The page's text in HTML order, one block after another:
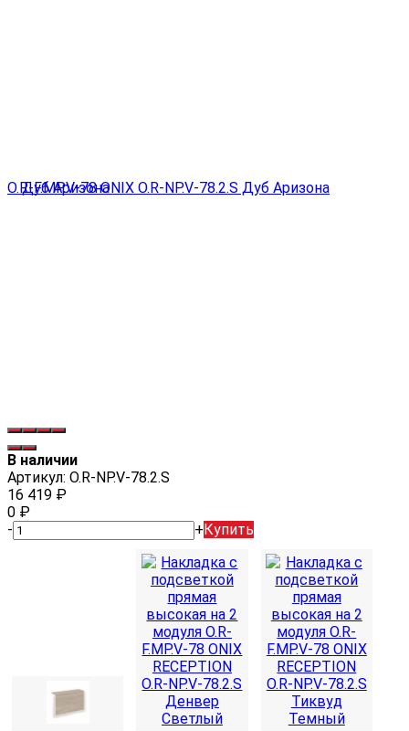
В наличии
Артикул: О.R-NP.V-78.2.S
16 419 ₽
0 ₽
-
+Купить